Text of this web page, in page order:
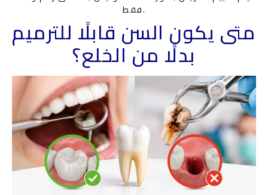
فقط.
متى يكون السن قابلًا للترميم
بدلًا من الخلع؟